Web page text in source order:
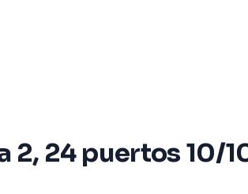
2, 24 puertos 10/